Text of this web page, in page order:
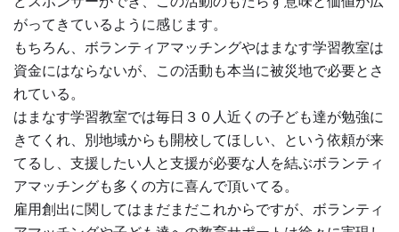
がってきているように感じます。
もちろん、ボランティアマッチングやはまなす学習教室は
資金にはならないが、この活動も本当に被災地で必要とさ
れている。
はまなす学習教室では毎日３０人近くの子ども達が勉強に
きてくれ、別地域からも開校してほしい、という依頼が来
てるし、支援したい人と支援が必要な人を結ぶボランティ
アマッチングも多くの方に喜んで頂いてる。
雇用創出に関してはまだまだこれからですが、ボランティ